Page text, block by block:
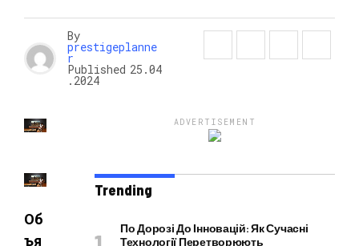
By
prestigeplanne
r
Published 25.04
.2024
Об
ъя
ADVERTISEMENT
Trending
По Дорозі До Інновацій: Як Сучасні
Технології Перетворюють